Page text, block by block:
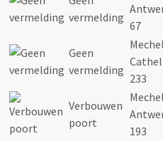
vermelding
67
Geen
vermelding
233
Verbouwen
poort
193